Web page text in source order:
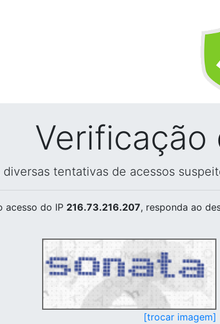
Verificação
diversas tentativas de acessos
acesso do IP 216.73.216.207, responda ao
[trocar imagem]